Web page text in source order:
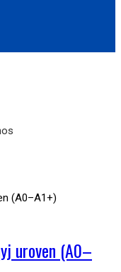
uroven (А0–